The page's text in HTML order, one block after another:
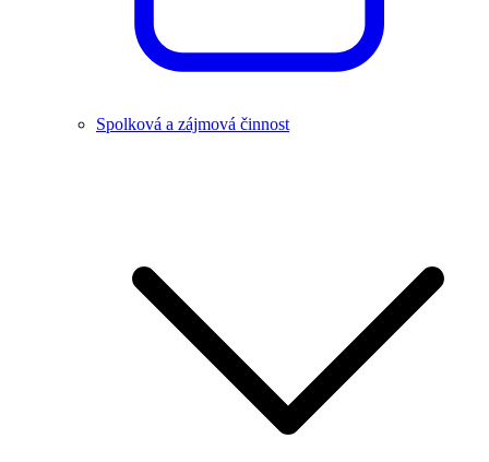
Spolková a zájmová činnost